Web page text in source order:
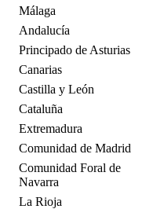
Málaga
Andalucía
Principado de Asturias
Canarias
Castilla y León
Cataluña
Extremadura
Comunidad de Madrid
Comunidad Foral de
Navarra
La Rioja